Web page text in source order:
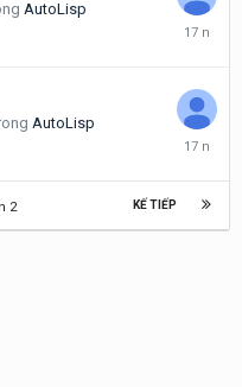
AutoLisp
Tháng
2008
AutoLisp
Tháng
17,
2008
KẾ TIẾP
2